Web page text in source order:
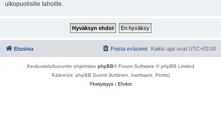
ulkopuolisille tahoille.
Etusivu Kaikki ajat ovat UTC+03:00
Poista evästeet
Keskustelufoorumin ohjelmisto phpBB® Forum Software © phpBB Limited
Käännös: phpBB Suomi (lurttinen, harritapio, Pettis)
Yksityisyys | Ehdot